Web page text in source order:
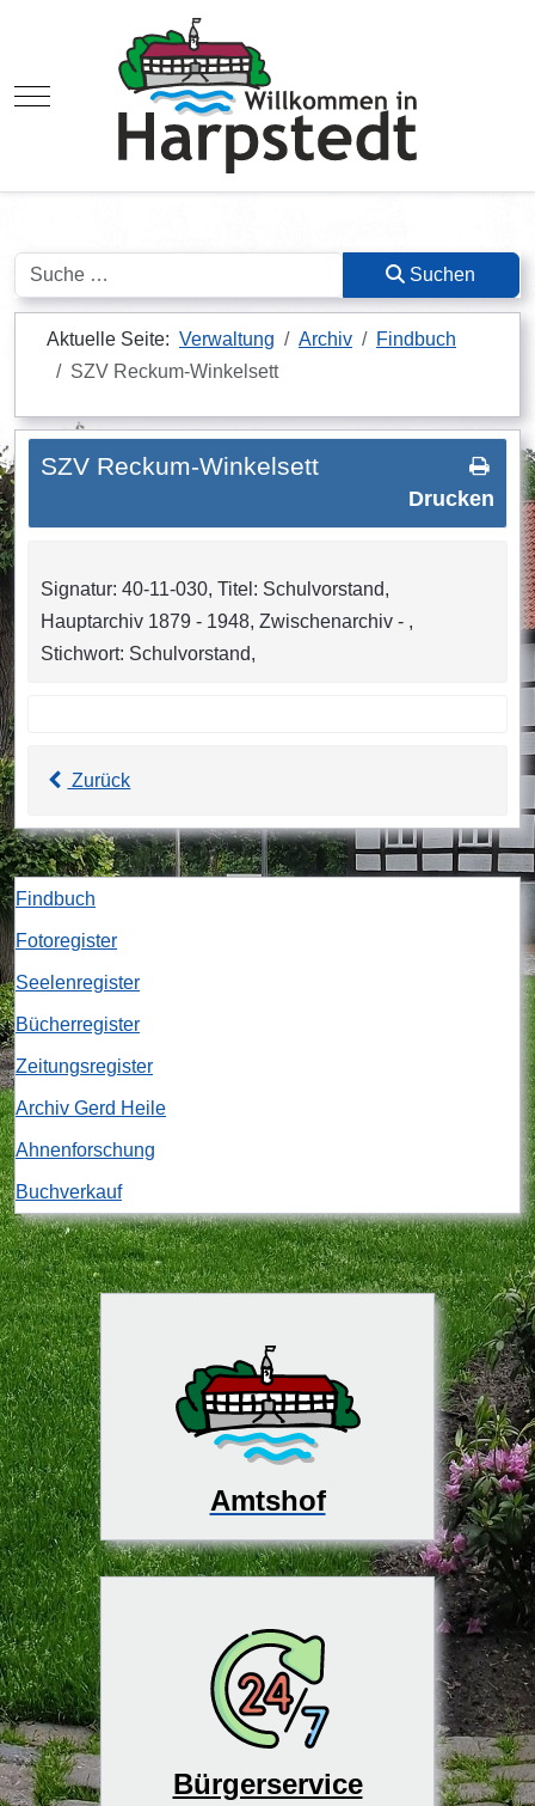
Mobile Menu Toggle
Suchen Suchen
Aktuelle Seite: Verwaltung Archiv
Findbuch
SZV Reckum-Winkelsett
Drucken
SZV Reckum-Winkelsett
Signatur: 40-11-030, Titel: Schulvorstand,
Hauptarchiv 1879 - 1948, Zwischenarchiv - ,
Stichwort: Schulvorstand,
Zurück
Findbuch
Fotoregister
Seelenregister
Bücherregister
Zeitungsregister
Archiv Gerd Heile
Ahnenforschung
Buchverkauf
Amtshof
Bürgerservice